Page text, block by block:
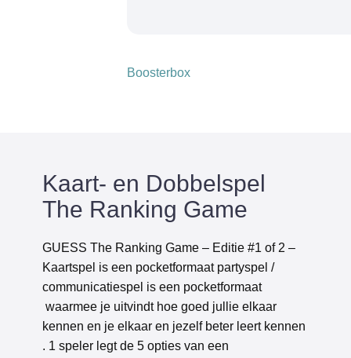
Boosterbox
Kaart- en Dobbelspel
The Ranking Game
GUESS The Ranking Game – Editie #1 of 2 –
Kaartspel is een pocketformaat partyspel /
communicatiespel is een pocketformaat
waarmee je uitvindt hoe goed jullie elkaar
kennen en je elkaar en jezelf beter leert kennen
. 1 speler legt de 5 opties van een